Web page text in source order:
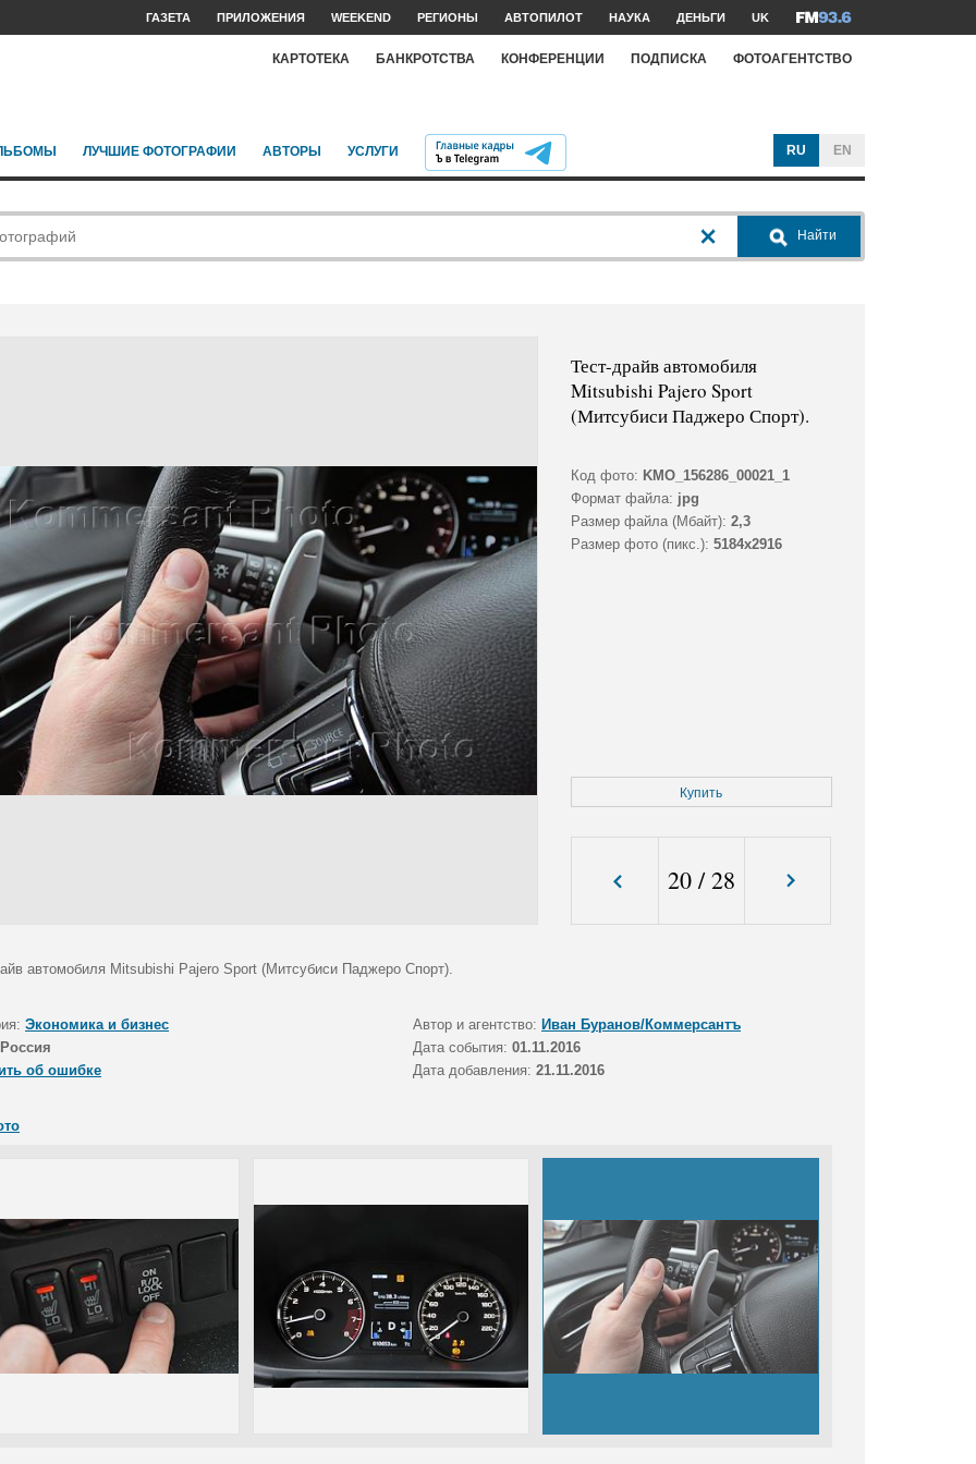
ГАЗЕТА ПРИЛОЖЕНИЯ WEEKEND РЕГИОНЫ АВТОПИЛОТ НАУКА ДЕНЬГИ UK
КАРТОТЕКА БАНКРОТСТВА КОНФЕРЕНЦИИ ПОДПИСКА ФОТОАГЕНТСТВО
ЛУЧШИЕ ФОТОГРАФИИ АВТОРЫ УСЛУГИ RU EN
Найти
Тест-драйв автомобиля
Mitsubishi Pajero Sport
(Митсубиси Паджеро Спорт).
Код фото: KMO_156286_00021_1
Формат файла: jpg
Размер файла (Мбайт): 2,3
Размер фото (пикс.): 5184x2916
Купить
20/28
автомобиля Mitsubishi Pajero Sport (Митсубиси Паджеро Спорт).
Экономика и бизнес Автор и агентство: Иван Буранов/Коммерсантъ
Россия Дата события: 01.11.2016
об ошибке
Дата добавления: 21.11.2016